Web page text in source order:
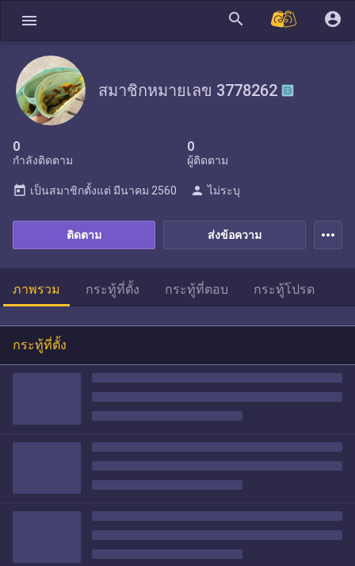
menu search account_circle
สมาชิกหมายเลข 3778262
0
กำลังติดตาม
0
ผู้ติดตาม
ส่งข้อความ
ติดตาม
today เป็นสมาชิกตั้งแต่ มีนาคม 2560 person ไม่ระบุ
more_horiz
ภาพรวม กระทู้ที่ตั้ง กระทู้ที่ตอบ กระทู้โปรด
กระทู้ที่ตั้ง